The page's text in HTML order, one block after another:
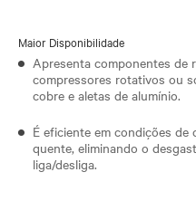
Maior Disponibilidade
Apresenta componentes de
compressores rotativos ou
cobre e aletas de alumínio.
É eficiente em condições de
quente, eliminando o
liga/desliga.